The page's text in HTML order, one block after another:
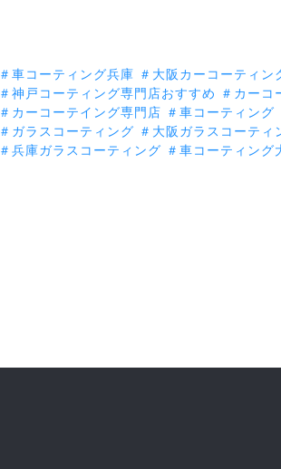
＃車コーティング兵庫 ＃大阪カーコーティン
＃神戸コーティング専門店おすすめ ＃カーコ
＃カーコーテイング専門店 ＃車コーティング
＃ガラスコーティング ＃大阪ガラスコーティ
＃兵庫ガラスコーティング ＃車コーティング